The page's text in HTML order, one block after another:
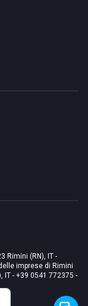
Rimini (RN), IT -
imprese di Rimini
IT - +39 0541 772375 -